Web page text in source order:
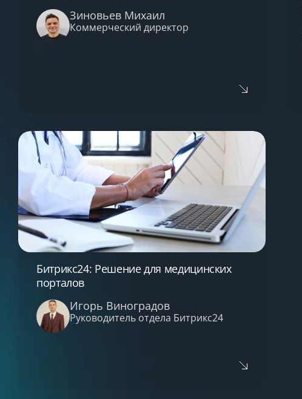
Зиновьев Михаил
Коммерческий директор
Затронутые темы:
Распространенные ошибки при
заполнении ФРМР и ФРМО и способы их
предотвращения
Влияние реестров на интеграцию с
РЭМД и возможные последствия
Риски несвоевременного обновления
данных и штрафные санкции
Процедура внесения данных о
специалистах и требования к
документам
Битрикс24: Решение для медицинских
порталов
Игорь Виноградов
Руководитель отдела Битрикс24